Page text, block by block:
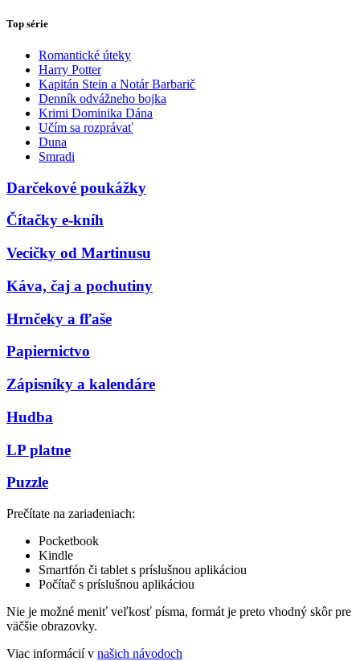
Top série
Romantické úteky
Harry Potter
Kapitán Stein a Notár Barbarič
Denník odvážneho bojka
Krimi Dominika Dána
Učím sa rozprávať
Duna
Smradi
Darčekové poukážky
Čítačky e-kníh
Vecičky od Martinusu
Káva, čaj a pochutiny
Hrnčeky a fľaše
Papiernictvo
Zápisníky a kalendáre
Hudba
LP platne
Puzzle
Prečítate na zariadeniach:
Pocketbook
Kindle
Smartfón či tablet s príslušnou aplikáciou
Počítač s príslušnou aplikáciou
Nie je možné meniť veľkosť písma, formát je preto vhodný skôr pre
väčšie obrazovky.
Viac informácií v našich návodoch